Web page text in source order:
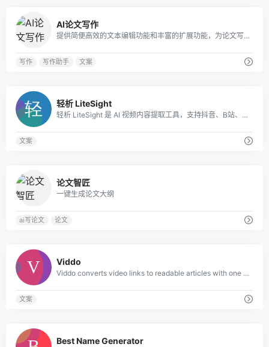
AI论文写作
提供简便高效的文本编辑功能和丰富的扩展功能，为论文写作提供全方位的支撑。
写作 写作助手 文案
轻析 LiteSight
轻析 LiteSight 是 AI 视频内容提取工具，支持抖音、B站、快手、小红书、微博链接解析，一键完成短视频文案提取、结构化大纲生成与思维导图导出。
文案
论文智匠
一键生成论文大纲
ai写论文 论文
Viddo
Viddo converts video links to readable articles with one click. Support for TikT
文案
Best Name Generator